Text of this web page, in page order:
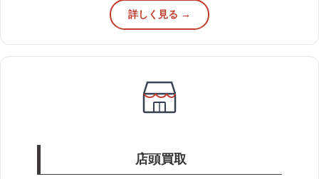
詳しく見る →
店頭買取